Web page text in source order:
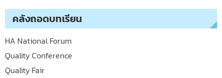
คลังถอดบทเรียน
HA National Forum
Quality Conference
Quality Fair